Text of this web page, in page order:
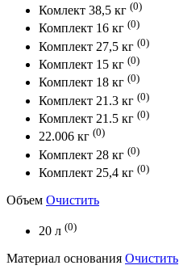
Комлект 38,5 кг (0)
Комплект 16 кг (0)
Комплект 27,5 кг (0)
Комплект 15 кг (0)
Комплект 18 кг (0)
Комплект 21.3 кг (0)
Комплект 21.5 кг (0)
22.006 кг (0)
Комплект 28 кг (0)
Комплект 25,4 кг (0)
Объем Очистить
20 л (0)
Материал основания Очистить